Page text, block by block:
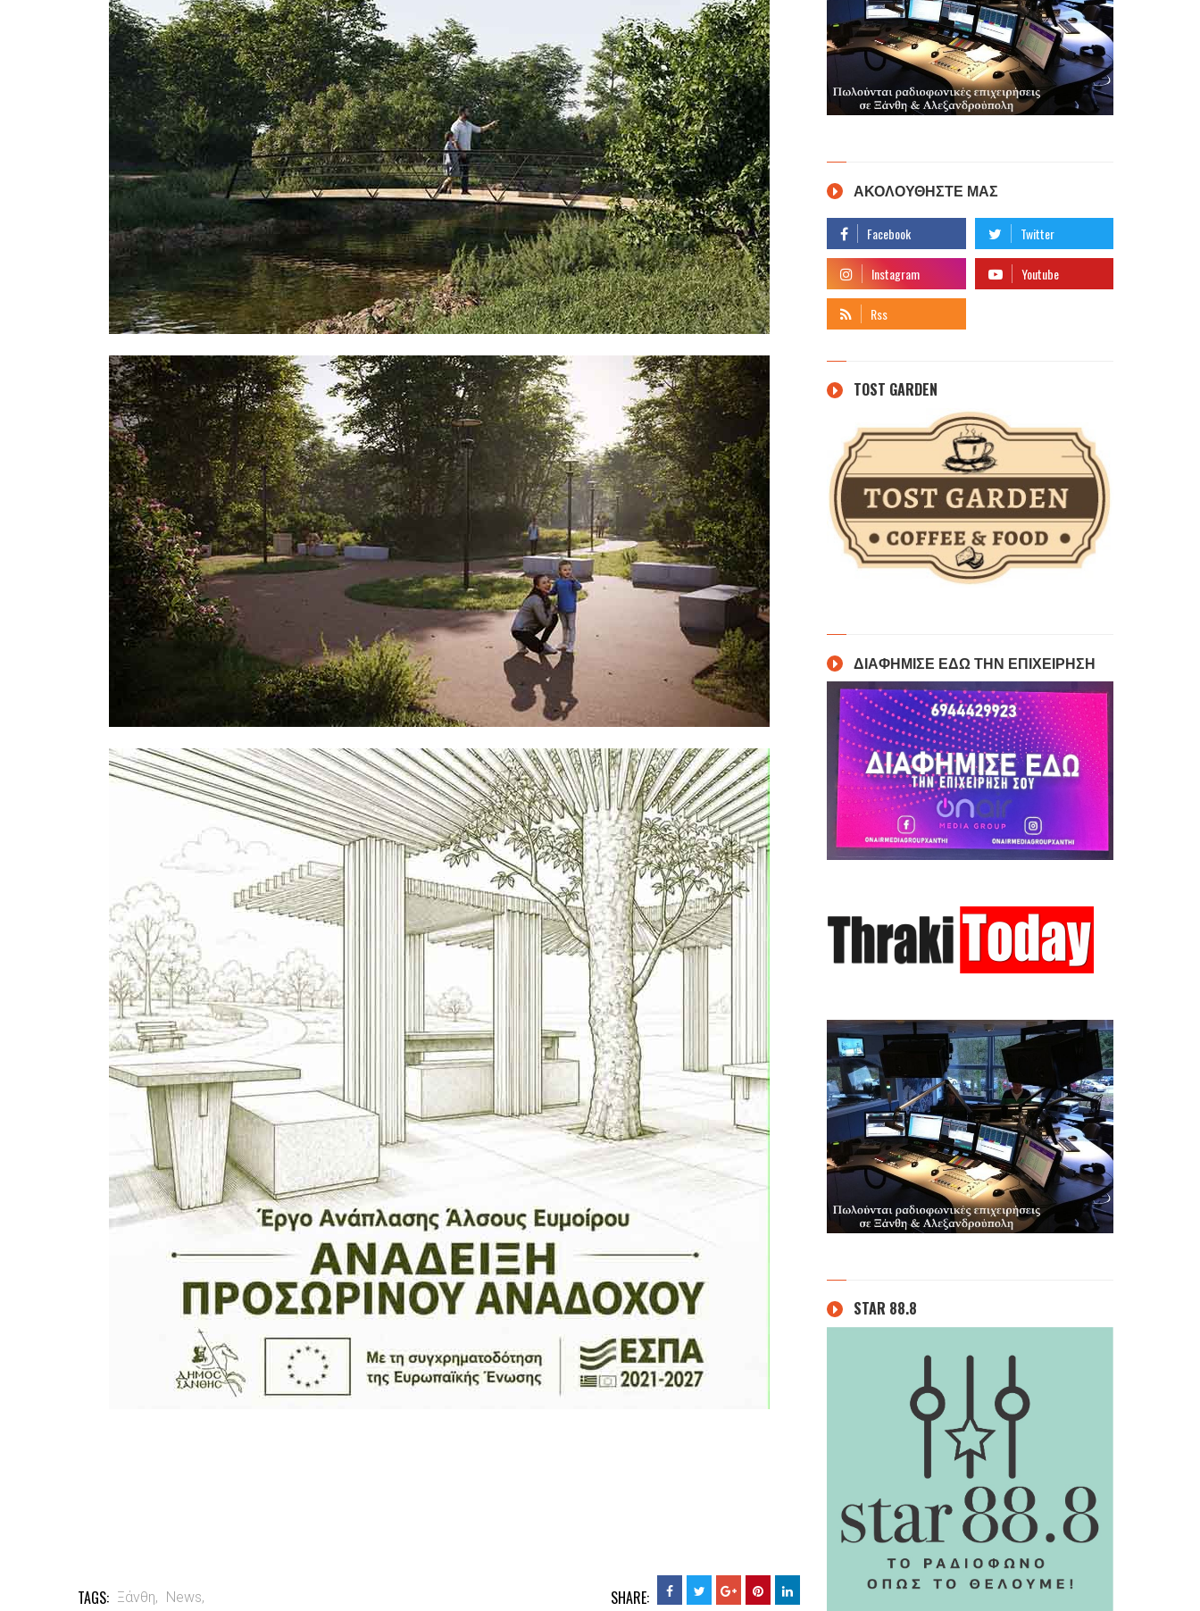
TAGS: Ξάνθη, News, SHARE:
ΑΚΟΛΟΥΘΗΣΤΕ ΜΑΣ
TOST GARDEN
ΔΙΑΦΗΜΙΣΕ ΕΔΩ ΤΗΝ ΕΠΙΧΕΙΡΗΣΗ
STAR 88.8